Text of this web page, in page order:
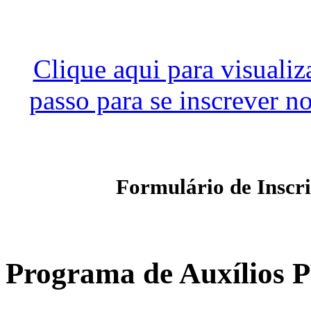
Clique aqui para
passo para se inscrever
Formulário de
Programa de Auxílios